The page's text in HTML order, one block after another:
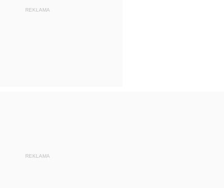
REKLAMA
REKLAMA